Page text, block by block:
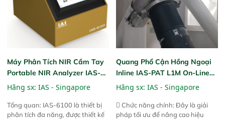
Máy Phân Tích NIR Cầm Tay
Portable NIR Analyzer IAS-
6100
Hãng sx: IAS - Singapore
Tổng quan: IAS-6100 là thiết bị
phân tích đa năng, được thiết kế
Quang Phổ Cận Hồng Ngoại
Inline IAS-PAT L1M On-Line
NIR
Hãng sx: IAS - Singapore
 Chức năng chính: Đây là giải
pháp tối ưu để nâng cao hiệu